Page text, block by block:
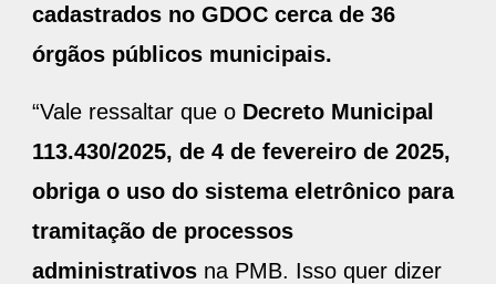
cadastrados no GDOC cerca de 36
órgãos públicos municipais.
“Vale ressaltar que o Decreto Municipal
113.430/2025, de 4 de fevereiro de 2025,
obriga o uso do sistema eletrônico para
tramitação de processos
administrativos na PMB. Isso quer dizer